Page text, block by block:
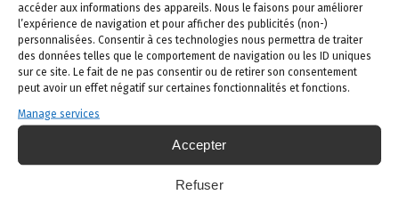
accéder aux informations des appareils. Nous le faisons pour améliorer
l’expérience de navigation et pour afficher des publicités (non-)
personnalisées. Consentir à ces technologies nous permettra de traiter
des données telles que le comportement de navigation ou les ID uniques
sur ce site. Le fait de ne pas consentir ou de retirer son consentement
peut avoir un effet négatif sur certaines fonctionnalités et fonctions.
Manage services
Accepter
Refuser
Bruxelles sont à votre disposition pour un
diagnostic complet et un traitement rapide.
Appelez-nous sans tarder au 02 523 21 89 ou
demandez votre devis gratuit ci-dessous.
Demandez votre
devis gratuit